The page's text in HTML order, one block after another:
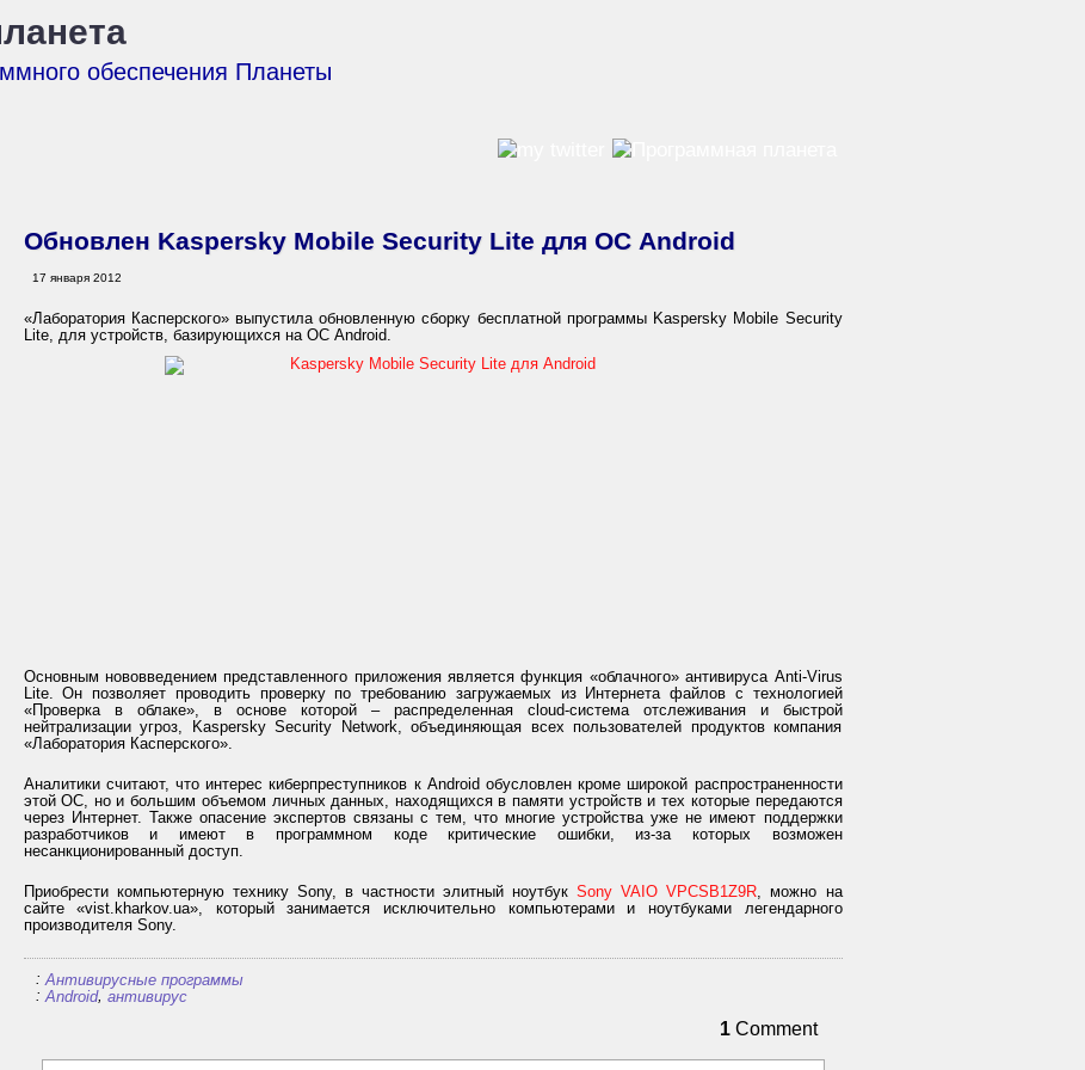
обеспечения Планеты
Обновлен Kaspersky Mobile Security Lite для ОС Android
17 января 2012
«Лаборатория Касперского» выпустила обновленную сборку бесплатной программы Kaspersky Mobile Security
Lite, для устройств, базирующихся на ОС Android.
Основным нововведением представленного приложения является функция «облачного» антивируса Anti-Virus
Lite. Он позволяет проводить проверку по требованию загружаемых из Интернета файлов с технологией
«Проверка в облаке», в основе которой – распределенная cloud-система отслеживания и быстрой
нейтрализации угроз, Kaspersky Security Network, объединяющая всех пользователей продуктов компания
«Лаборатория Касперского».
Аналитики считают, что интерес киберпреступников к Android обусловлен кроме широкой распространенности
этой ОС, но и большим объемом личных данных, находящихся в памяти устройств и тех которые передаются
через Интернет. Также опасение экспертов связаны с тем, что многие устройства уже не имеют поддержки
разработчиков и имеют в программном коде критические ошибки, из-за которых возможен
несанкционированный доступ.
Приобрести компьютерную технику Sony, в частности элитный ноутбукSony VAIO VPCSB1Z9R , можно на
сайте «vist.kharkov.ua», который занимается исключительно компьютерами и ноутбуками легендарного
производителя Sony.
: Антивирусные программы
: Android, антивирус
1Comment